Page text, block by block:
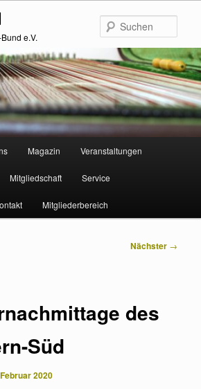
e.V.
Magazin Veranstaltungen
Mitgliedschaft Service
Mitgliederbereich
Nächster →
des
Süd
2020